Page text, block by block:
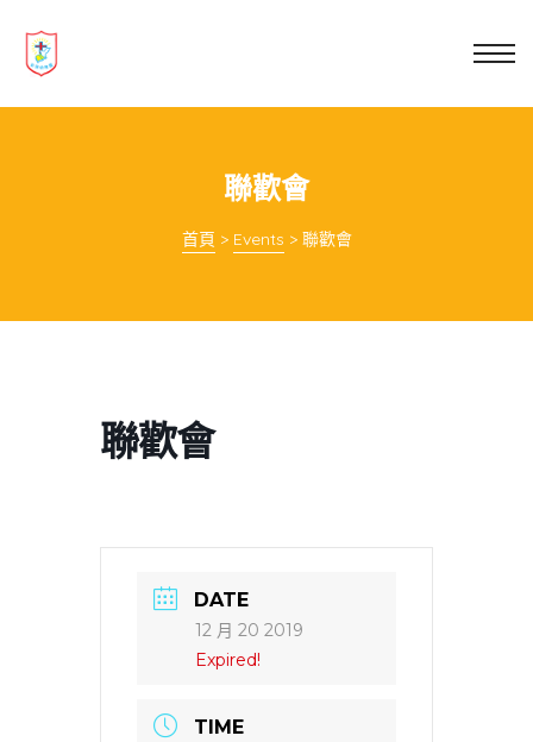
聯歡會
首頁 > Events > 聯歡會
聯歡會
DATE
12 月 20 2019
Expired!
TIME
教育